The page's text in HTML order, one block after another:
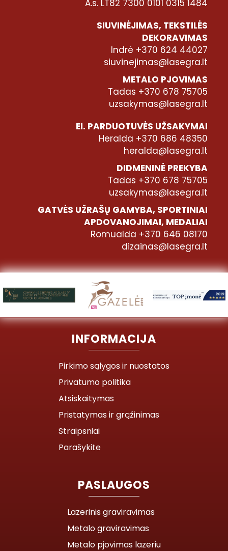
A.s. LT82 7300 0101 0315 1484
SIUVINĖJIMAS, TEKSTILĖS
DEKORAVIMAS
Indrė +370 624 44027
siuvinejimas@lasegra.lt
METALO PJOVIMAS
Tadas +370 678 75705
uzsakymas@lasegra.lt
El. PARDUOTUVĖS UŽSAKYMAI
Heralda +370 686 48350
heralda@lasegra.lt
DIDMENINĖ PREKYBA
Tadas +370 678 75705
uzsakymas@lasegra.lt
GATVĖS UŽRAŠŲ GAMYBA, SPORTINIAI
APDOVANOJIMAI, MEDALIAI
Romualda +370 646 08170
dizainas@lasegra.lt
INFORMACIJA
Pirkimo sąlygos ir nuostatos
Privatumo politika
Atsiskaitymas
Pristatymas ir grąžinimas
Straipsniai
Parašykite
PASLAUGOS
Lazerinis graviravimas
Metalo graviravimas
Metalo pjovimas lazeriu